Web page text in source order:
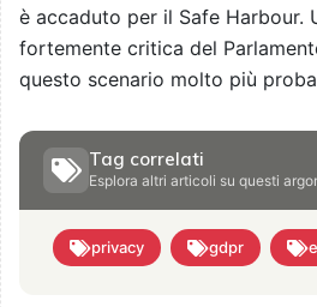
è accaduto per il Safe Harbour.
fortemente critica del
questo scenario molto più
Tag correlati
Esplora altri articoli su questi
privacy gdpr